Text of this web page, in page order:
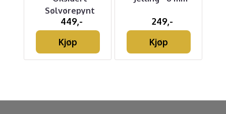
Sølvørepynt
449,-
Kjøp
249,-
Kjøp